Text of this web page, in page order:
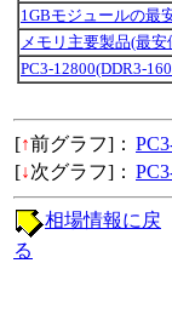
1GBモジュールの最
メモリ主要製品(最
PC3-12800(DDR3-
[↑前グラフ]：
[↓次グラフ]：
相場情報に戻
る